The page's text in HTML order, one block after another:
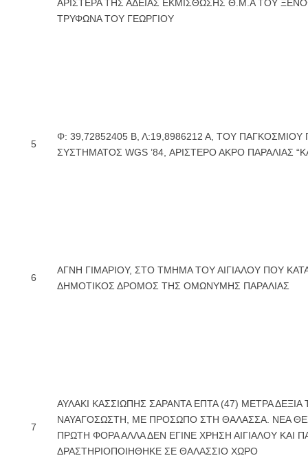
ΑΡΙΣΤΕΡΑ ΤΗΣ ΑΔΕΙΑΣ ΕΚΜΙΣΘΩΣΗΣ Θ.Μ.Α ΤΟΥ
ΤΡΥΦΩΝΑ ΤΟΥ ΓΕΩΡΓΙΟΥ
5
Φ: 39,72852405 Β, Λ:19,8986212 Α, ΤΟΥ ΠΑΓΚΟΣΜΙΟΥ
ΣΥΣΤΗΜΑΤΟΣ WGS ’84, ΑΡΙΣΤΕΡΟ ΑΚΡΟ ΠΑΡΑΛΙΑΣ
6
ΑΓΝΗ ΓΙΜΑΡΙΟΥ, ΣΤΟ ΤΜΗΜΑ ΤΟΥ ΑΙΓΙΑΛΟΥ ΠΟΥ
ΔΗΜΟΤΙΚΟΣ ΔΡΟΜΟΣ ΤΗΣ ΟΜΩΝΥΜΗΣ ΠΑΡΑΛΙΑΣ
7
ΑΥΛΑΚΙ ΚΑΣΣΙΩΠΗΣ ΣΑΡΑΝΤΑ ΕΠΤΑ (47) ΜΕΤΡΑ
ΝΑΥΑΓΟΣΩΣΤΗ, ΜΕ ΠΡΟΣΩΠΟ ΣΤΗ ΘΑΛΑΣΣΑ. ΝΕΑ
ΠΡΩΤΗ ΦΟΡΑ ΑΛΛΑ ΔΕΝ ΕΓΙΝΕ ΧΡΗΣΗ ΑΙΓΙΑΛΟΥ ΚΑΙ
ΔΡΑΣΤΗΡΙΟΠΟΙΗΘΗΚΕ ΣΕ ΘΑΛΑΣΣΙΟ ΧΩΡΟ